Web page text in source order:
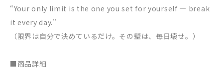
“Your only limit is the one you set for yourself — break
it every day.”
（限界は自分で決めているだけ。その壁は、毎日壊せ。）
■商品詳細